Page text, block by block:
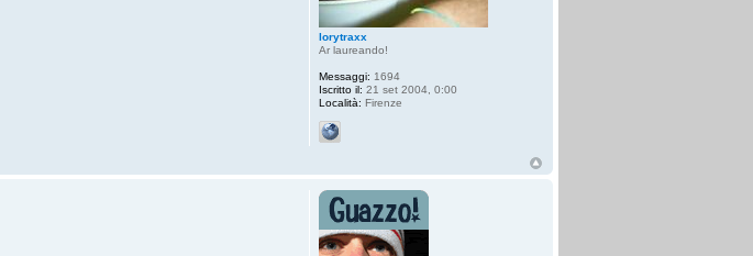
lorytraxx
Ar laureando!
Messaggi: 1694
Iscritto il: 21 set 2004, 0:00
Località: Firenze